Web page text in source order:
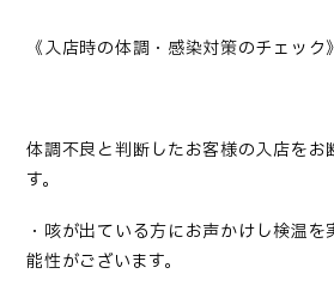
《入店時の体調・感染対策のチェック》
体調不良と判断したお客様の入店をお
す。
・咳が出ている方にお声かけし検温
能性がございます。